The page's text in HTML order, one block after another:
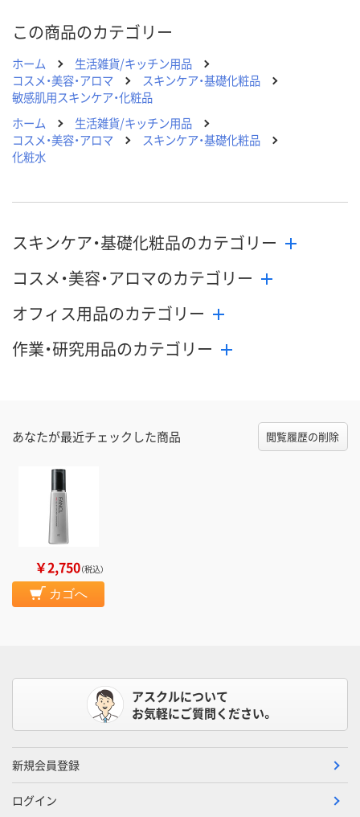
この商品のカテゴリー
ホーム
生活雑貨/キッチン用品
コスメ・美容・アロマ
スキンケア・基礎化粧品
敏感肌用スキンケア・化粧品
ホーム
生活雑貨/キッチン用品
コスメ・美容・アロマ
スキンケア・基礎化粧品
化粧水
スキンケア・基礎化粧品のカテゴリー
コスメ・美容・アロマのカテゴリー
オフィス用品のカテゴリー
作業・研究用品のカテゴリー
あなたが最近チェックした商品 閲覧履歴の削除
￥2,750（税込）
カゴへ
アスクルについて
お気軽にご質問ください。
新規会員登録
ログイン